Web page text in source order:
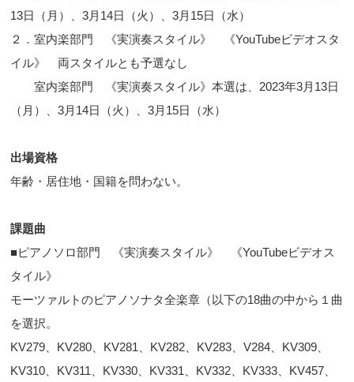
13日（月）、3月14日（火）、3月15日（水）
２．室内楽部門 《実演奏スタイル》 《YouTubeビデオスタ
イル》 両スタイルとも予選なし
室内楽部門 《実演奏スタイル》本選は、2023年3月13日
（月）、3月14日（火）、3月15日（水）
出場資格
年齢・居住地・国籍を問わない。
課題曲
■ピアノソロ部門 《実演奏スタイル》 《YouTubeビデオス
タイル》
モーツァルトのピアノソナタ全楽章（以下の18曲の中から１曲
を選択。
KV279、KV280、KV281、KV282、KV283、V284、KV309、
KV310、KV311、KV330、KV331、KV332、KV333、KV457、